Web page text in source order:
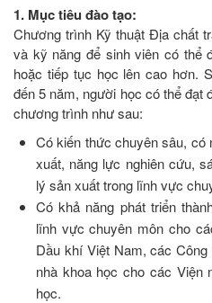
1. Mục tiêu đào tạo:
Chương trình Kỹ thuật Địa chất
và kỹ năng để sinh viên có thể
hoặc tiếp tục học lên cao hơn.
đến 5 năm, người học có thể đạt
chương trình như sau:
Có kiến thức chuyên sâu, có
xuất, năng lực nghiên cứu,
lý sản xuất trong lĩnh vực
Có khả năng phát triển
lĩnh vực chuyên môn cho
Dầu khí Việt Nam, các
nhà khoa học cho các
học.